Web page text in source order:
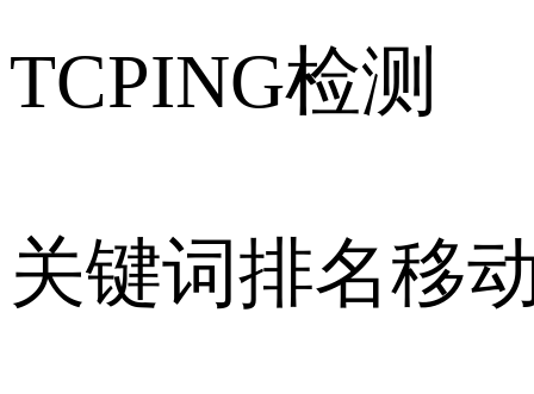
TCPING检测
关键词排名移